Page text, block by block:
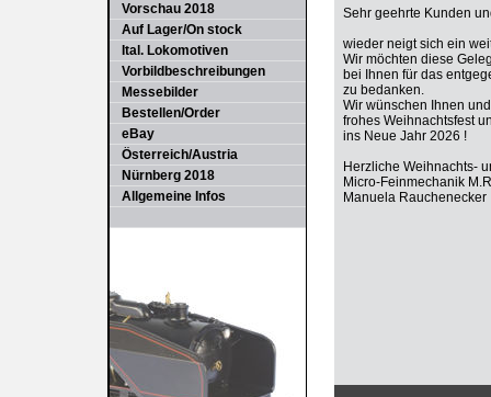
Vorschau 2018
Auf Lager/On stock
Ital. Lokomotiven
Vorbildbeschreibungen
Messebilder
Bestellen/Order
eBay
Österreich/Austria
Nürnberg 2018
Allgemeine Infos
Sehr geehrte Kunden
wieder neigt sich ein
Wir möchten diese
bei Ihnen für das
zu bedanken.
Wir wünschen Ihnen
frohes Weihnachtsfest
ins Neue Jahr 2026 !
Herzliche Weihnachts-
Micro-Feinmechanik
Manuela Rauchenecker